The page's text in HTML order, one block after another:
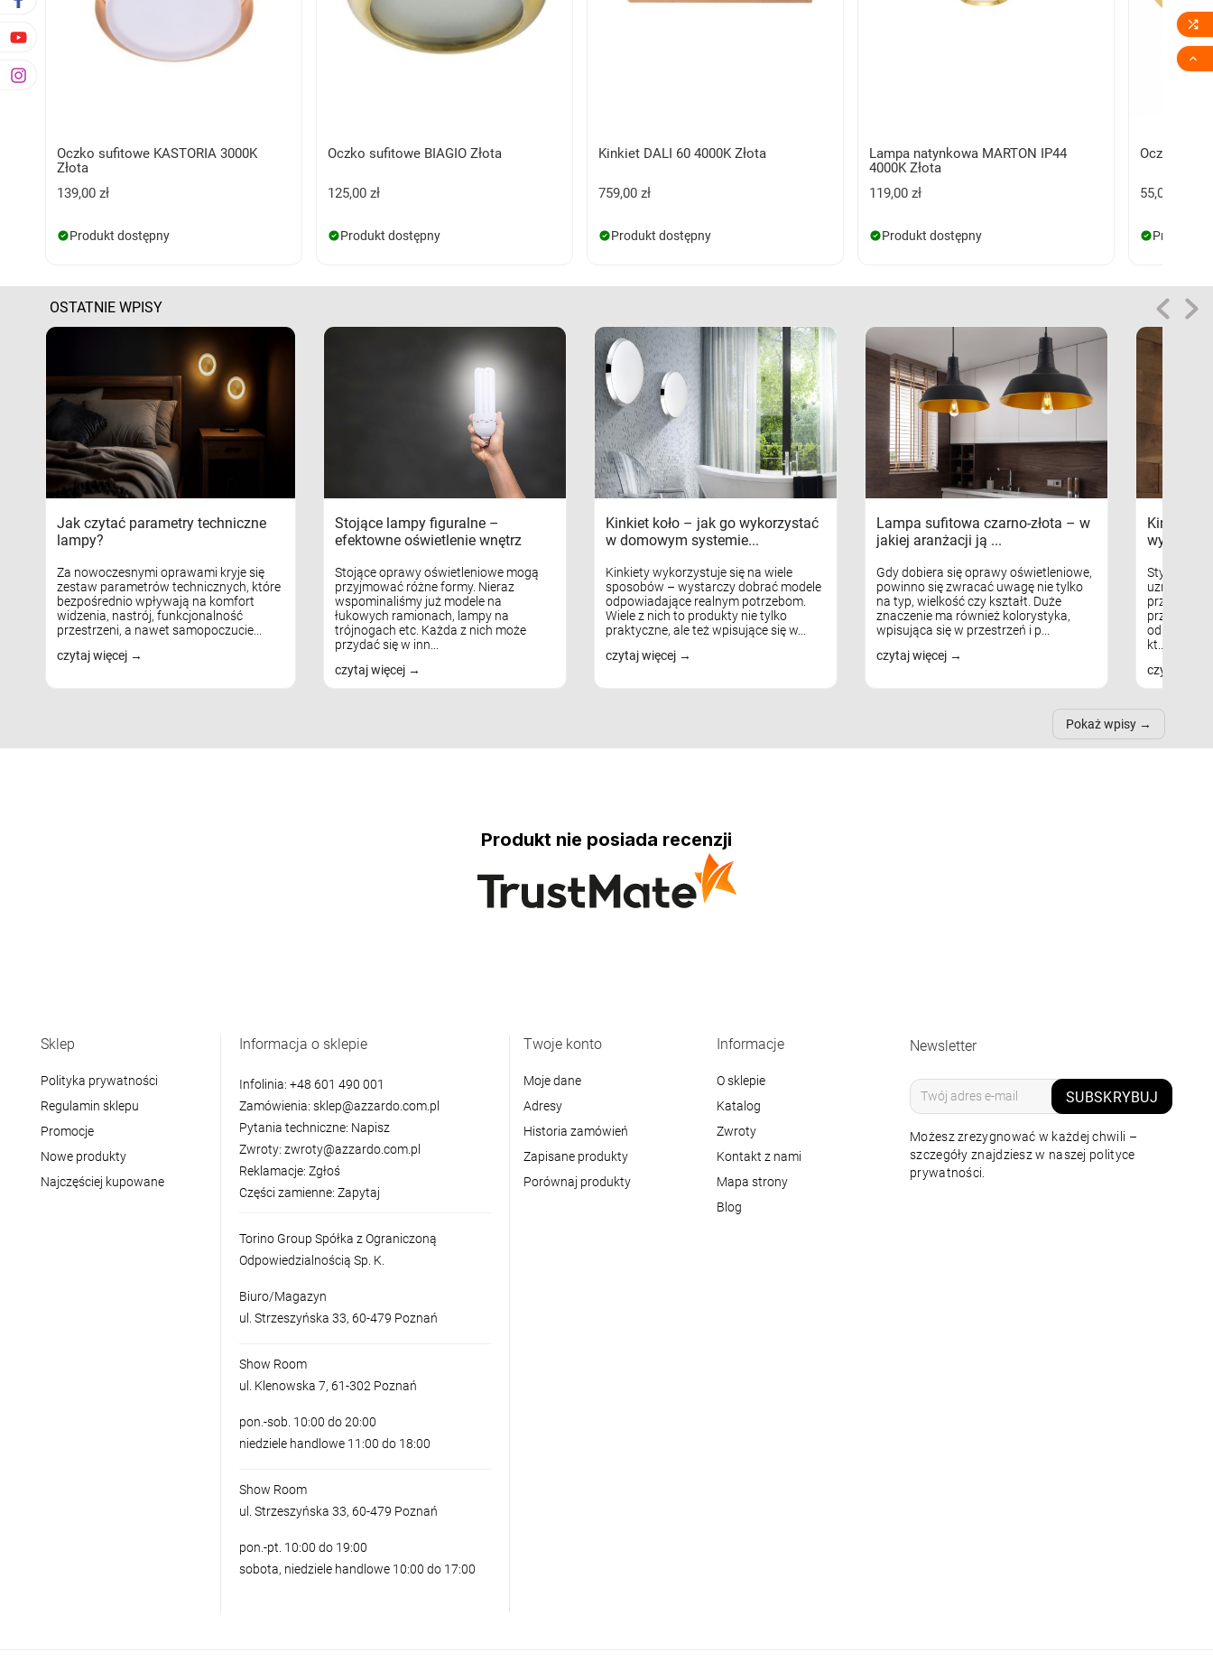
Oczko sufitowe KASTORIA 3000K
Złota
139,00 zł
Produkt dostępny
Oczko sufitowe BIAGIO Złota
125,00 zł
Produkt dostępny
Kinkiet DALI 60 4000K Złota
759,00 zł
Produkt dostępny
Lampa natynkowa MARTON IP44
4000K Złota
119,00 zł
Produkt dostępny
Oczko
55,00 zł
Produkt
OSTATNIE WPISY
Jak czytać parametry techniczne
lampy?
Za nowoczesnymi oprawami kryje się
zestaw parametrów technicznych, które
bezpośrednio wpływają na komfort
widzenia, nastrój, funkcjonalność
przestrzeni, a nawet samopoczucie...
czytaj więcej
Stojące lampy figuralne –
efektowne oświetlenie wnętrz
Stojące oprawy oświetleniowe mogą
przyjmować różne formy. Nieraz
wspominaliśmy już modele na
łukowych ramionach, lampy na
trójnogach etc. Każda z nich może
przydać się w inn...
czytaj więcej
Kinkiet koło – jak go wykorzystać
w domowym systemie...
Kinkiety wykorzystuje się na wiele
sposobów – wystarczy dobrać modele
odpowiadające realnym potrzebom.
Wiele z nich to produkty nie tylko
praktyczne, ale też wpisujące się w...
czytaj więcej
Lampa sufitowa czarno-złota – w
jakiej aranżacji ją ...
Gdy dobiera się oprawy oświetleniowe,
powinno się zwracać uwagę nie tylko
na typ, wielkość czy kształt. Duże
znaczenie ma również kolorystyka,
wpisująca się w przestrzeń i p...
czytaj więcej
Kinkiety
Styl
uznaniem
kt...
czytaj
Pokaż wpisy
Produkt nie posiada recenzji
Sklep
Polityka prywatności
Regulamin sklepu
Promocje
Nowe produkty
Najczęściej kupowane
Informacja o sklepie
Infolinia: +48 601 490 001
Zamówienia: sklep@azzardo.com.pl
Pytania techniczne: Napisz
Zwroty: zwroty@azzardo.com.pl
Reklamacje: Zgłoś
Części zamienne: Zapytaj
Torino Group Spółka z Ograniczoną
Odpowiedzialnością Sp. K.
Biuro/Magazyn
ul. Strzeszyńska 33, 60-479 Poznań
Show Room
ul. Klenowska 7, 61-302 Poznań
pon.-sob. 10:00 do 20:00
niedziele handlowe 11:00 do 18:00
Show Room
ul. Strzeszyńska 33, 60-479 Poznań
pon.-pt. 10:00 do 19:00
sobota, niedziele handlowe 10:00 do 17:00
Twoje konto
Moje dane
Adresy
Historia zamówień
Zapisane produkty
Porównaj produkty
Informacje
O sklepie
Katalog
Zwroty
Kontakt z nami
Mapa strony
Blog
Newsletter
SUBSKRYBUJ
Możesz zrezygnować w każdej chwili –
szczegóły znajdziesz w naszej polityce
prywatności.

